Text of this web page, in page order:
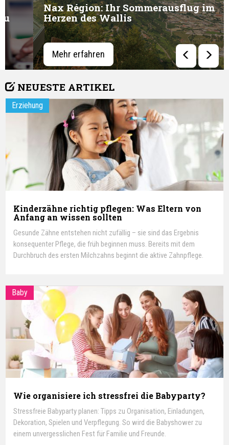
Nax Région: Ihr Sommerausflug im
Herzen des Wallis
Mehr erfahren
NEUESTE ARTIKEL
Erziehung
Kinderzähne richtig pflegen: Was Eltern von
Anfang an wissen sollten
Gesunde Zähne entstehen nicht zufällig – sie sind das Ergebnis
konsequenter Pflege, die früh beginnen muss. Bereits mit dem
Durchbruch des ersten Milchzahns beginnt die aktive Zahnpflege.
Baby
Wie organisiere ich stressfrei die Babyparty?
Stressfreie Babyparty planen: Tipps zu Organisation, Einladungen,
Dekoration, Spielen und Verpflegung. So wird die Babyshower zu
einem unvergesslichen Fest für Familie und Freunde.